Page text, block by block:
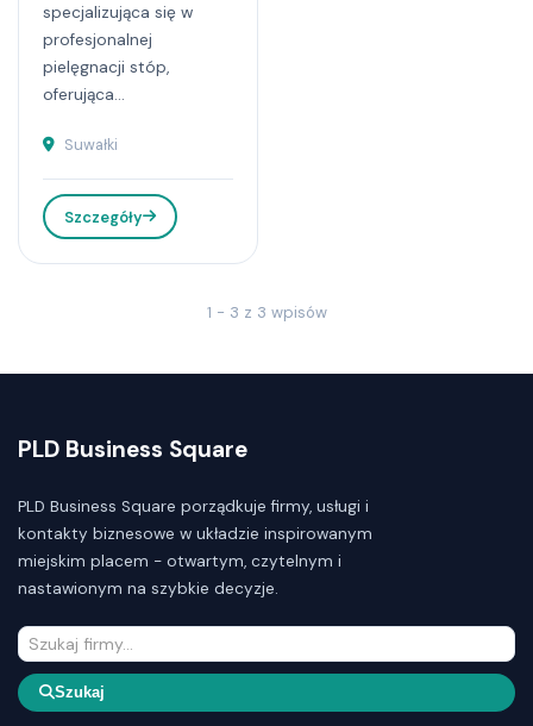
specjalizująca się w
profesjonalnej
pielęgnacji stóp,
oferująca...
Suwałki
Szczegóły
1 - 3 z 3 wpisów
PLD Business Square
PLD Business Square porządkuje firmy, usługi i
kontakty biznesowe w układzie inspirowanym
miejskim placem - otwartym, czytelnym i
nastawionym na szybkie decyzje.
Szukaj